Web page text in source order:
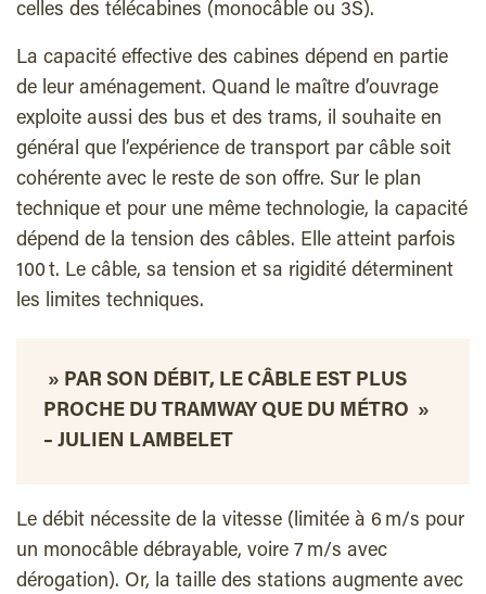
celles des télécabines (monocâble ou 3S).
La capacité effective des cabines dépend en partie
de leur aménagement. Quand le maître d’ouvrage
exploite aussi des bus et des trams, il souhaite en
général que l’expérience de transport par câble soit
cohérente avec le reste de son offre. Sur le plan
technique et pour une même technologie, la capacité
dépend de la tension des câbles. Elle atteint parfois
100 t. Le câble, sa tension et sa rigidité déterminent
les limites techniques.
» PAR SON DÉBIT, LE CÂBLE EST PLUS
PROCHE DU TRAMWAY QUE DU MÉTRO »
– JULIEN LAMBELET
Le débit nécessite de la vitesse (limitée à 6 m/s pour
un monocâble débrayable, voire 7 m/s avec
dérogation). Or, la taille des stations augmente avec